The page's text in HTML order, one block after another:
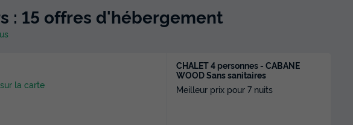
: 15 offres d'hébergement
la carte
CHALET 4 personnes - CABANE
WOOD Sans sanitaires
Meilleur prix pour 7 nuits